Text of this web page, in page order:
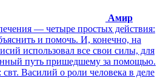
Амир
― четыре простых действия:
и помочь. И, конечно, на
использовал все свои силы, для
путь пришедшему за помощью.
Василий о роли человека в деле